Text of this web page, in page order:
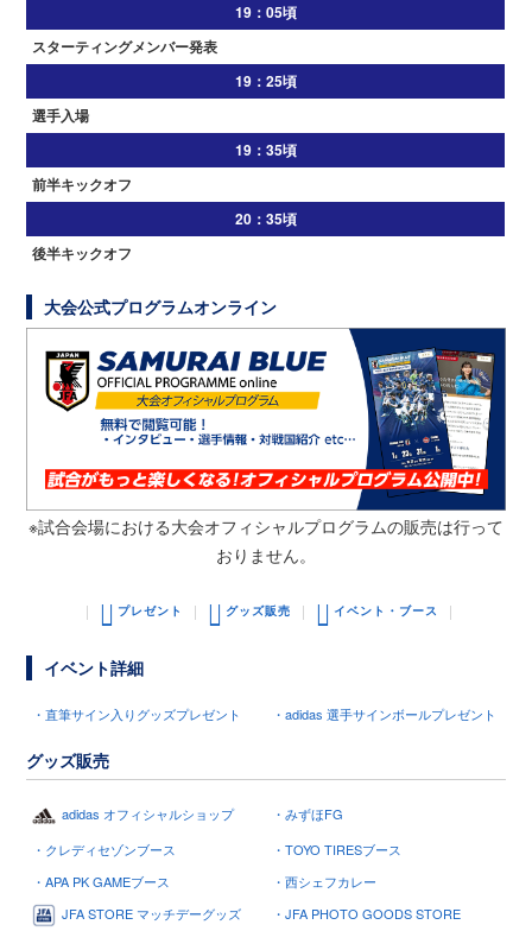
19：05頃
スターティングメンバー発表
19：25頃
選手入場
19：35頃
前半キックオフ
20：35頃
後半キックオフ
大会公式プログラムオンライン
※試合会場における大会オフィシャルプログラムの販売は行って
おりません。
プレゼント グッズ販売 イベント・ブース
イベント詳細
・直筆サイン入りグッズプレゼント ・adidas 選手サインボールプレゼント
グッズ販売
adidas オフィシャルショップ
・みずほFG
・クレディセゾンブース
・TOYO TIRESブース
・APA PK GAMEブース
・西シェフカレー
JFA STORE マッチデーグッズ
・JFA PHOTO GOODS STORE